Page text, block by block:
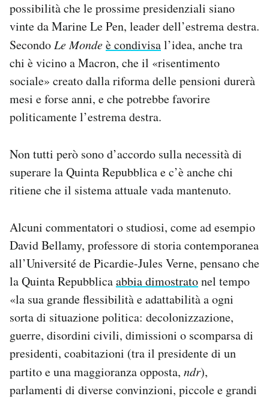
possibilità che le prossime presidenziali siano
vinte da Marine Le Pen, leader dell’estrema destra.
Secondo Le Mondeè condivisal’idea, anche tra
chi è vicino a Macron, che il «risentimento
sociale» creato dalla riforma delle pensioni durerà
mesi e forse anni, e che potrebbe favorire
politicamente l’estrema destra.
Non tutti però sono d’accordo sulla necessità di
superare la Quinta Repubblica e c’è anche chi
ritiene che il sistema attuale vada mantenuto.
Alcuni commentatori o studiosi, come ad esempio
David Bellamy, professore di storia contemporanea
all’Université de Picardie-Jules Verne, pensano che
la Quinta Repubblicaabbia dimostratonel tempo
«la sua grande flessibilità e adattabilità a ogni
sorta di situazione politica: decolonizzazione,
guerre, disordini civili, dimissioni o scomparsa di
presidenti, coabitazioni (tra il presidente di un
partito e una maggioranza opposta, ndr),
parlamenti di diverse convinzioni, piccole e grandi